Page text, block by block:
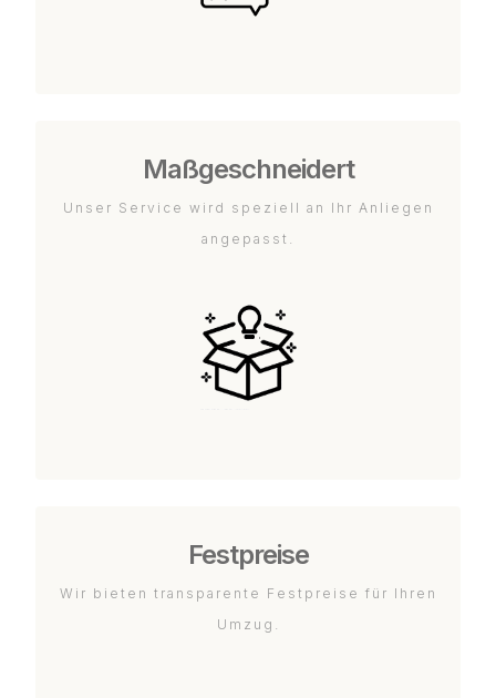
Maßgeschneidert
Unser Service wird speziell an Ihr Anliegen
angepasst.
Festpreise
Wir bieten transparente Festpreise für Ihren
Umzug.